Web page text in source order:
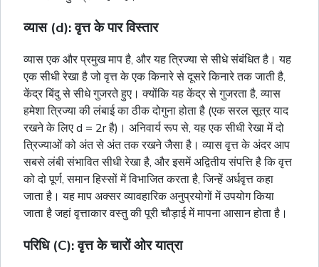
व्यास (d): वृत्त के पार विस्तार
व्यास एक और प्रमुख माप है, और यह त्रिज्या से सीधे संबंधित है। यह
एक सीधी रेखा है जो वृत्त के एक किनारे से दूसरे किनारे तक जाती है,
केंद्र बिंदु से सीधे गुजरते हुए। क्योंकि यह केंद्र से गुजरता है, व्यास
हमेशा त्रिज्या की लंबाई का ठीक दोगुना होता है (एक सरल सूत्र याद
रखने के लिए d = 2r है)। अनिवार्य रूप से, यह एक सीधी रेखा में दो
त्रिज्याओं को अंत से अंत तक रखने जैसा है। व्यास वृत्त के अंदर आप
सबसे लंबी संभावित सीधी रेखा है, और इसमें अद्वितीय संपत्ति है कि वृत्त
को दो पूर्ण, समान हिस्सों में विभाजित करता है, जिन्हें अर्धवृत्त कहा
जाता है। यह माप अक्सर व्यावहारिक अनुप्रयोगों में उपयोग किया
जाता है जहां वृत्ताकार वस्तु की पूरी चौड़ाई में मापना आसान होता है।
परिधि (C): वृत्त के चारों ओर यात्रा